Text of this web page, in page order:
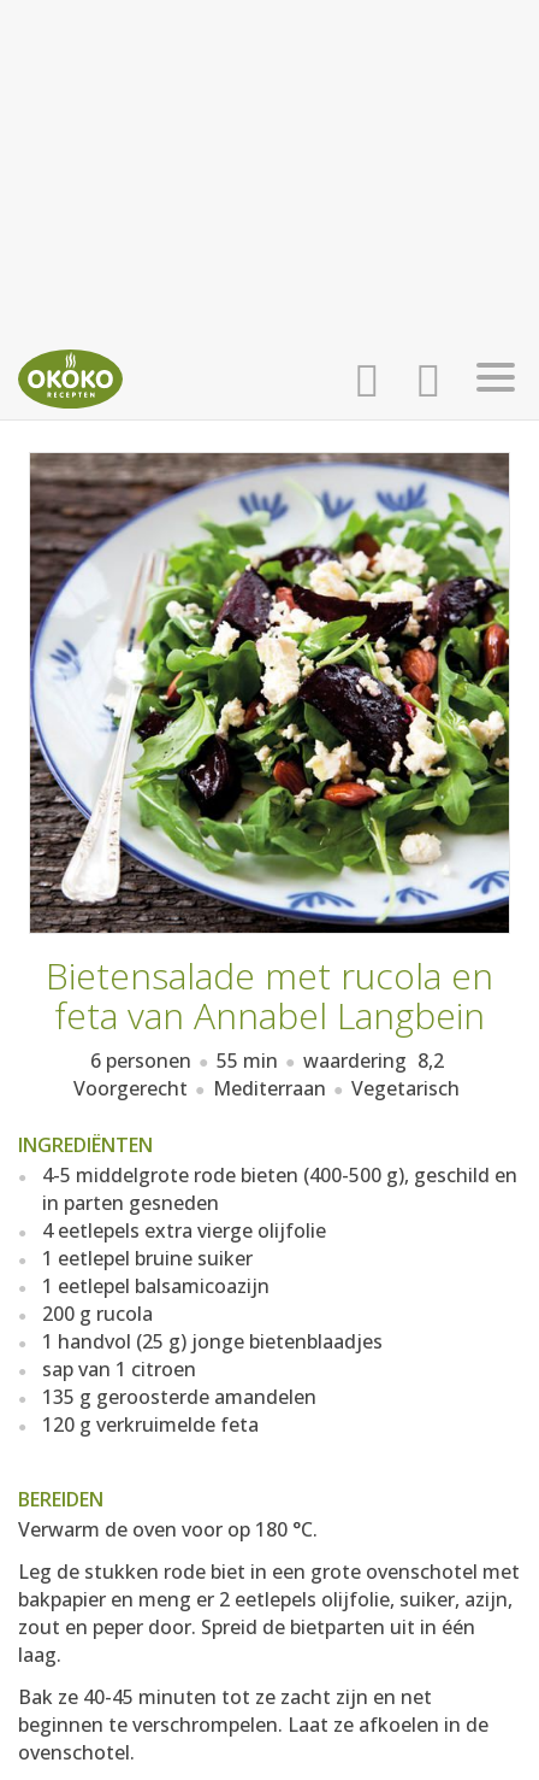
INLOGGEN
AANMELDEN
HOME
RECEPTEN
WEEKMENU'S
KOOKBOEKEN
Bietensalade met rucola en
feta van Annabel Langbein
6 personen 55 min waardering 8,2
Voorgerecht
Mediterraan Vegetarisch
INGREDIËNTEN
4-5 middelgrote rode bieten (400-500 g), geschild en
in parten gesneden
4 eetlepels extra vierge olijfolie
1 eetlepel bruine suiker
1 eetlepel balsamicoazijn
200 g rucola
1 handvol (25 g) jonge bietenblaadjes
sap van 1 citroen
135 g geroosterde amandelen
120 g verkruimelde feta
BEREIDEN
Verwarm de oven voor op 180 °C.
Leg de stukken rode biet in een grote ovenschotel met
bakpapier en meng er 2 eetlepels olijfolie, suiker, azijn,
zout en peper door. Spreid de bietparten uit in één
laag.
Bak ze 40-45 minuten tot ze zacht zijn en net
beginnen te verschrompelen. Laat ze afkoelen in de
ovenschotel.